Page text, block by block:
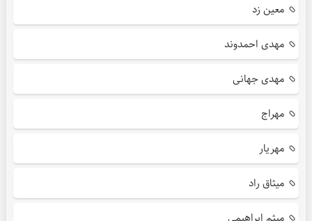
معین زد
مهدی احمدوند
مهدی جهانی
مهراج
مهریار
میثاق راد
میثم ابراهیمی